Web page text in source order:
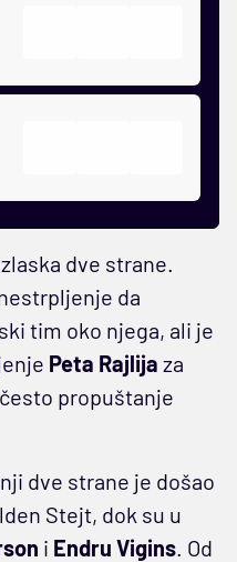
dve strane.
da
tim oko njega, ali je
Peta Rajlija za
propuštanje
dve strane je došao
Stejt, dok su u
i Endru Vigins. Od